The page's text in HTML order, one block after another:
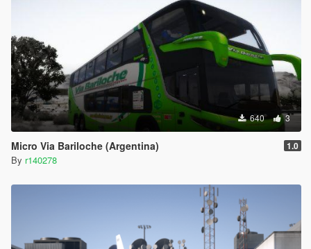
•••••••••••••••••••••••••••••••••••••••••••••••••••••••••••••••••
*** YOU WILL NEED THIS, OTHERWISE THE GAME WILL
CLOSE
1) https://www.gta5-mods.com/tools/packfile-limit-adjuster
2) https://www.gta5-mods.com/tools/heap-limit-adjuster-600-
mb-of-heap
3) https://es.gta5-mods.com/misc/gta-5-gameconfig-300-cars
VEHICLES ADD ON: https://youtu.be/SErXyA-roQk
•••••••••••••••••••••••••••••••••••••••••••••••••••••••••••••••••
640 3
Micro Via Bariloche (Argentina) 1.0
By r140278